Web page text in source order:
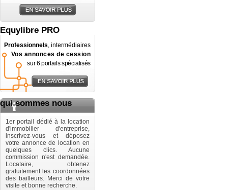
Equylibre PRO
Professionnels, intermédiaires
Vos annonces de cession
sur 6 portails spécialisés
qui sommes nous
1er portail dédié à la location
d'immobilier d'entreprise,
inscrivez-vous et déposez
votre annonce de location en
quelques clics. Aucune
commission n'est demandée.
Locataire, obtenez
gratuitement les coordonnées
des bailleurs. Merci de votre
visite et bonne recherche.